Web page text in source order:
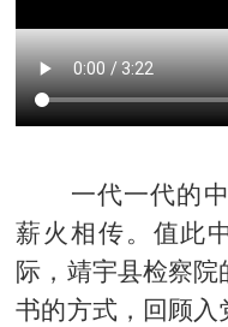
一代一代的中
薪火相传。值此
际，靖宇县检察
书的方式，回顾入